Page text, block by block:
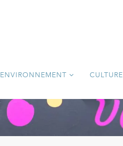
ENVIRONNEMENT CULTURE